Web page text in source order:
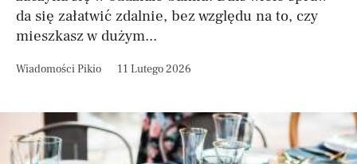
da się załatwić zdalnie, bez względu na to, czy
mieszkasz w dużym...
Wiadomości Pikio 11 Lutego 2026